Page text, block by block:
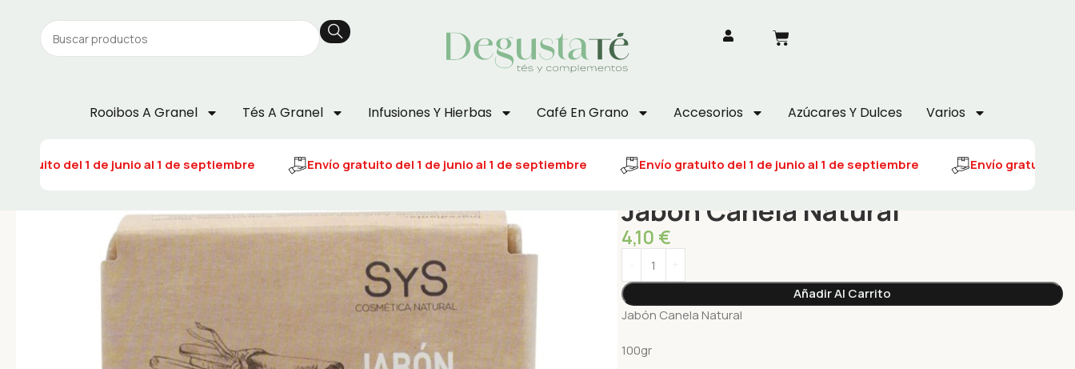
Rooibos A Granel Tés A Granel Infusiones Y Hierbas Café En Grano Accesorios Azúcares Y Dulces Varios
gratuito del 1 de junio al 1 de septiembre Envío gratuito del 1 de junio al 1 de septiembre Envío gratuito del 1 de junio al 1 de septiembre Envío gratuito del
Jabón Canela Natural
4,10 €
Añadir Al Carrito
Jabón Canela Natural
100gr